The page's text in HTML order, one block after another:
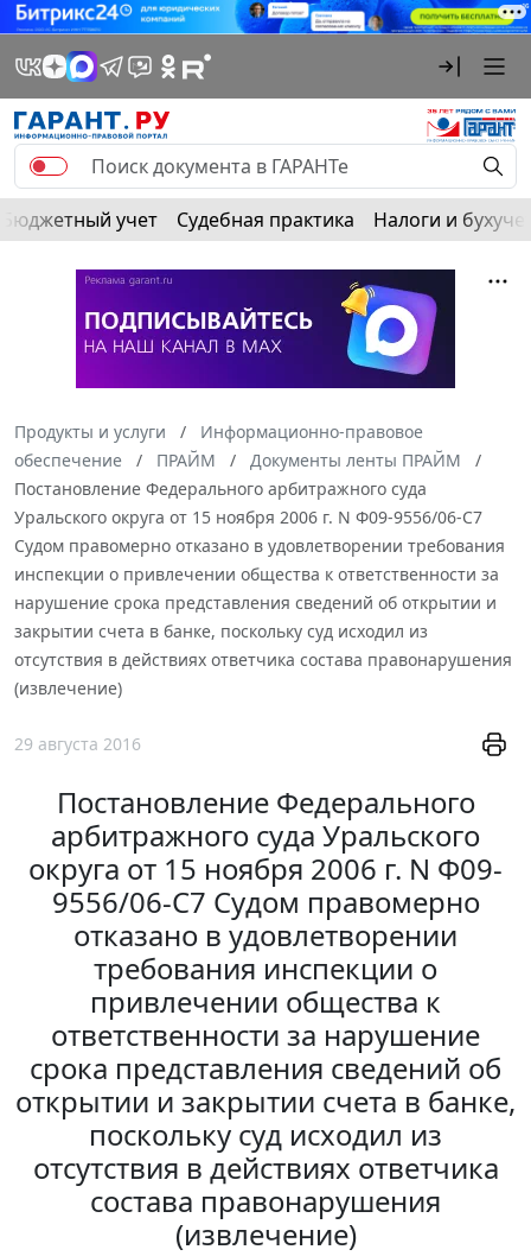
Бюджетный учет Судебная практика Налоги и
Продукты и услуги
Информационно-правовое
обеспечение
ПРАЙМ
Документы ленты ПРАЙМ
Постановление Федерального арбитражного суда
Уральского округа от 15 ноября 2006 г. N Ф09-9556/06-С7
Судом правомерно отказано в удовлетворении требования
инспекции о привлечении общества к ответственности за
нарушение срока представления сведений об открытии и
закрытии счета в банке, поскольку суд исходил из
отсутствия в действиях ответчика состава правонарушения
(извлечение)
29 августа 2016
Постановление Федерального
арбитражного суда Уральского
округа от 15 ноября 2006 г. N Ф09-
9556/06-С7 Судом правомерно
отказано в удовлетворении
требования инспекции о
привлечении общества к
ответственности за нарушение
срока представления сведений об
открытии и закрытии счета в банке,
поскольку суд исходил из
отсутствия в действиях ответчика
состава правонарушения
(извлечение)